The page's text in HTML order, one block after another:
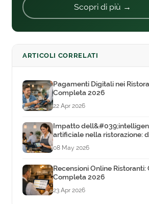
Scopri di più →
ARTICOLI CORRELATI
Pagamenti Digitali nei
Completa 2026
22 Apr 2026
Impatto
artificiale nella ristorazione:
tendenza a strumento
08 May 2026
Recensioni Online Ristoranti:
Completa 2026
23 Apr 2026